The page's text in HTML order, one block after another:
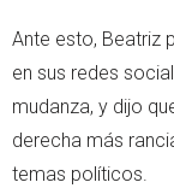
Ante esto, Beatriz
en sus redes
mudanza, y dijo
derecha más
temas políticos.